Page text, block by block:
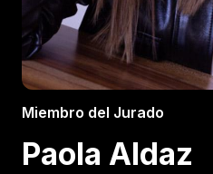
Miembro del Jurado
Paola Aldaz